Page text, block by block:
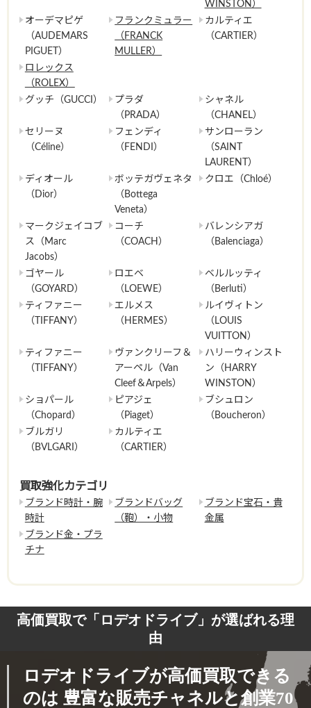
WINSTON）
オーデマピゲ
（AUDEMARS
PIGUET）
フランクミュラー
（FRANCK
MULLER）
カルティエ
（CARTIER）
ロレックス
（ROLEX）
グッチ（GUCCI）
プラダ
（PRADA）
シャネル
（CHANEL）
セリーヌ
（Céline）
フェンディ
（FENDI）
サンローラン
（SAINT
LAURENT）
ディオール
（Dior）
ボッテガヴェネタ
（Bottega
Veneta）
クロエ（Chloé）
マークジェイコブ
ス（Marc
Jacobs）
コーチ
（COACH）
バレンシアガ
（Balenciaga）
ゴヤール
（GOYARD）
ロエベ
（LOEWE）
ベルルッティ
（Berluti）
ティファニー
（TIFFANY）
エルメス
（HERMES）
ルイヴィトン
（LOUIS
VUITTON）
ティファニー
（TIFFANY）
ヴァンクリーフ＆
アーペル（Van
Cleef＆Arpels）
ハリーウィンスト
ン（HARRY
WINSTON）
ショパール
（Chopard）
ピアジェ
（Piaget）
ブシュロン
（Boucheron）
ブルガリ
（BVLGARI）
カルティエ
（CARTIER）
買取強化カテゴリ
ブランド時計・腕
時計
ブランドバッグ
（鞄）・小物
ブランド宝石・貴
金属
ブランド金・プラ
チナ
高価買取で「ロデオドライブ」が選ばれる理
由
ロデオドライブが高価買取できる
のは 豊富な販売チャネルと創業70